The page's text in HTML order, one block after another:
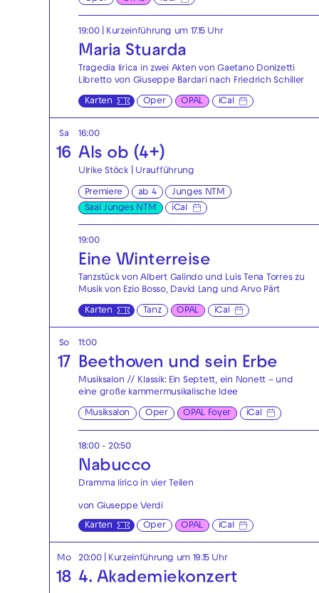
19:00 | Kurzeinführung um 17.15 Uhr
Maria Stuarda
Tragedia lirica in zwei Akten von Gaetano Donizetti
Libretto von Giuseppe Bardari nach Friedrich Schiller
Karten Oper OPAL iCal
Sa
16
16:00
Als ob (4+)
Ulrike Stöck | Uraufführung
Premiere ab 4
Junges NTM
Saal Junges NTM
iCal
19:00
Eine Winterreise
Tanzstück von Albert Galindo und Luis Tena Torres zu
Musik von Ezio Bosso, David Lang und Arvo Pärt
Karten Tanz OPAL iCal
So
17
11:00
Beethoven und sein Erbe
Musiksalon // Klassik: Ein Septett, ein Nonett – und
eine große kammermusikalische Idee
Musiksalon Oper OPAL Foyer iCal
18:00 - 20:50
Nabucco
Dramma lirico in vier Teilen
von Giuseppe Verdi
Karten Oper OPAL iCal
Mo
18
20:00 | Kurzeinführung um 19.15 Uhr
4. Akademiekonzert